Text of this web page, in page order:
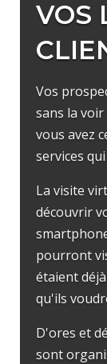
VOS
Vos
sans la
vous avez
services
La visite
découvrir
pourront
étaient
qu'ils
D'ores et
sont